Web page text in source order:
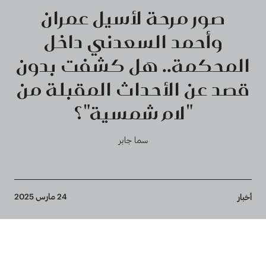
صور مرحة لأسيل عمران
وأحمد السعدني داخل
المحكمة.. هل كشفت بدون
قصد عن الأحداث المقبلة من
"لام شمسية"؟
سما جابر
Breadcrumb
أخبار 24 مارس 2025